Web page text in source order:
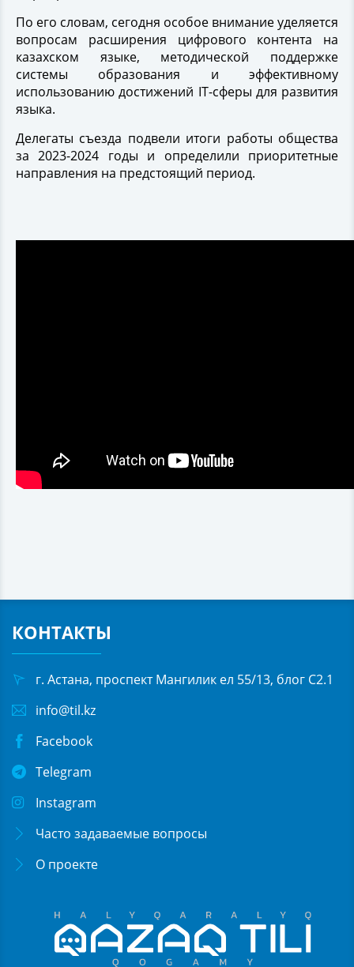
По его словам, сегодня особое внимание уделяется
вопросам расширения цифрового контента на
казахском языке, методической поддержке
системы образования и эффективному
использованию достижений IT-сферы для развития
языка.
Делегаты съезда подвели итоги работы общества
за 2023-2024 годы и определили приоритетные
направления на предстоящий период.
КОНТАКТЫ
г. Астана, проспект Мангилик ел 55/13, блог С2.1
info@til.kz
Facebook
Telegram
Instagram
Часто задаваемые вопросы
О проекте